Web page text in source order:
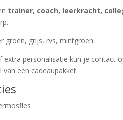
trainer, coach, leerkracht,
groen, grijs, rvs, mintgroen
extra personalisatie kun je contact
een cadeaupakket.